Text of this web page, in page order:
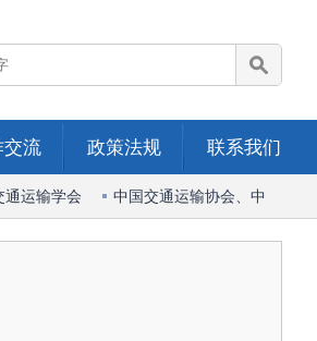
流 政策法规 联系我们
运输学会 中国交通运输协会、中国港口